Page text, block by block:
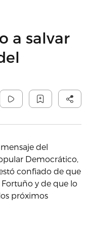
a salvar
del
Democrático,
confiado de que
y de que lo
próximos